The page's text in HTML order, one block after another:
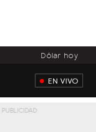
Dólar hoy
EN VIVO